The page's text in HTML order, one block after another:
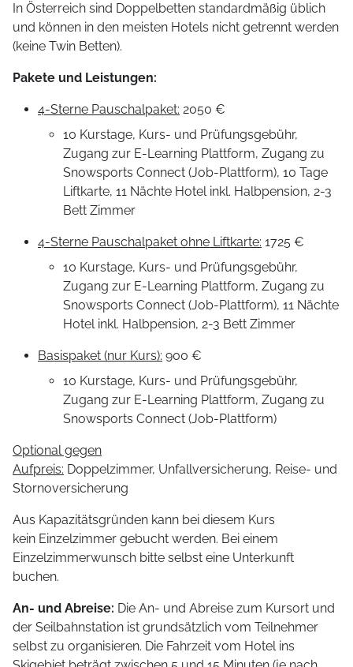
In Österreich sind Doppelbetten standardmäßig üblich
und können in den meisten Hotels nicht getrennt werden
(keine Twin Betten).
Pakete und Leistungen:
4-Sterne Pauschalpaket: 2050 €
10 Kurstage, Kurs- und Prüfungsgebühr,
Zugang zur E-Learning Plattform, Zugang zu
Snowsports Connect (Job-Plattform), 10 Tage
Liftkarte, 11 Nächte Hotel inkl. Halbpension, 2-3
Bett Zimmer
4-Sterne Pauschalpaket ohne Liftkarte: 1725 €
10 Kurstage, Kurs- und Prüfungsgebühr,
Zugang zur E-Learning Plattform, Zugang zu
Snowsports Connect (Job-Plattform), 11 Nächte
Hotel inkl. Halbpension, 2-3 Bett Zimmer
Basispaket (nur Kurs): 900 €
10 Kurstage, Kurs- und Prüfungsgebühr,
Zugang zur E-Learning Plattform, Zugang zu
Snowsports Connect (Job-Plattform)
Optional gegen
Aufpreis: Doppelzimmer, Unfallversicherung, Reise- und
Stornoversicherung
Aus Kapazitätsgründen kann bei diesem Kurs
kein Einzelzimmer gebucht werden. Bei einem
Einzelzimmerwunsch bitte selbst eine Unterkunft
buchen.
An- und Abreise: Die An- und Abreise zum Kursort und
der Seilbahnstation ist grundsätzlich vom Teilnehmer
selbst zu organisieren. Die Fahrzeit vom Hotel ins